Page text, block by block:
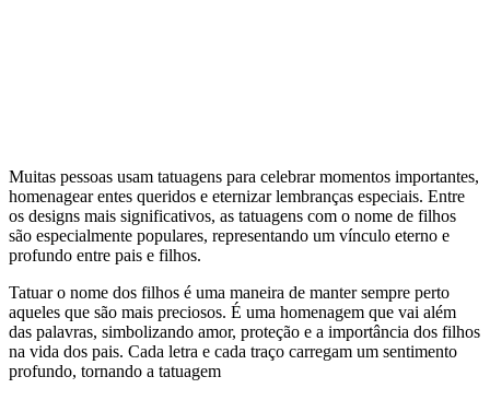
Muitas pessoas usam tatuagens para celebrar momentos importantes,
homenagear entes queridos e eternizar lembranças especiais. Entre
os designs mais significativos, as tatuagens com o nome de filhos
são especialmente populares, representando um vínculo eterno e
profundo entre pais e filhos.
Tatuar o nome dos filhos é uma maneira de manter sempre perto
aqueles que são mais preciosos. É uma homenagem que vai além
das palavras, simbolizando amor, proteção e a importância dos filhos
na vida dos pais. Cada letra e cada traço carregam um sentimento
profundo, tornando a tatuagem